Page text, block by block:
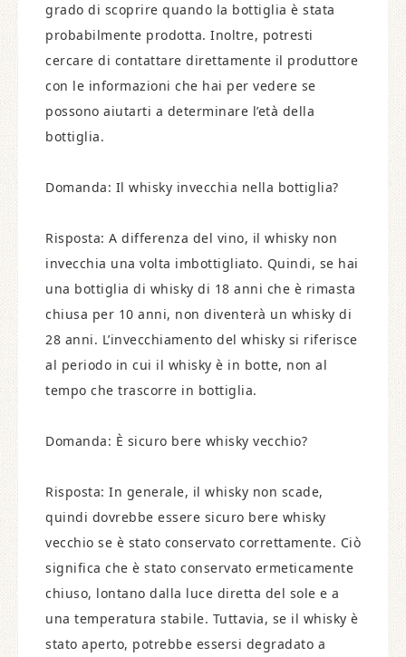
grado di scoprire quando la bottiglia è stata
probabilmente prodotta. Inoltre, potresti
cercare di contattare direttamente il produttore
con le informazioni che hai per vedere se
possono aiutarti a determinare l’età della
bottiglia.
Domanda: Il whisky invecchia nella bottiglia?
Risposta: A differenza del vino, il whisky non
invecchia una volta imbottigliato. Quindi, se hai
una bottiglia di whisky di 18 anni che è rimasta
chiusa per 10 anni, non diventerà un whisky di
28 anni. L’invecchiamento del whisky si riferisce
al periodo in cui il whisky è in botte, non al
tempo che trascorre in bottiglia.
Domanda: È sicuro bere whisky vecchio?
Risposta: In generale, il whisky non scade,
quindi dovrebbe essere sicuro bere whisky
vecchio se è stato conservato correttamente. Ciò
significa che è stato conservato ermeticamente
chiuso, lontano dalla luce diretta del sole e a
una temperatura stabile. Tuttavia, se il whisky è
stato aperto, potrebbe essersi degradato a